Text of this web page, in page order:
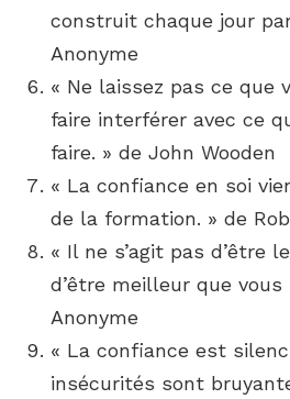
construit chaque jour
Anonyme
« Ne laissez pas ce que
faire interférer avec ce
faire. » de John Wooden
« La confiance en soi
de la formation. » de
« Il ne s’agit pas d’être
d’être meilleur que vous
Anonyme
« La confiance est
insécurités sont